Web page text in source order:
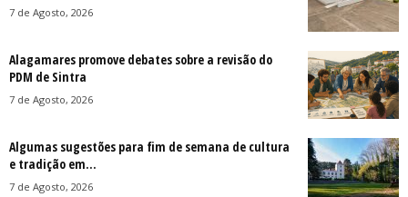
7 de Agosto, 2026
Alagamares promove debates sobre a revisão do
PDM de Sintra
7 de Agosto, 2026
Algumas sugestões para fim de semana de cultura
e tradição em...
7 de Agosto, 2026